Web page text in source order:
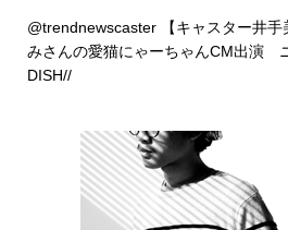
@trendnewscaster【キャスター井手
みさんの愛猫にゃーちゃんCM出演
DISH//